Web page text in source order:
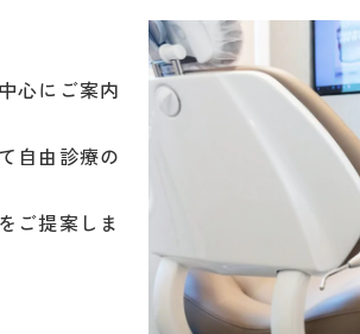
心にご案内
自由診療の
ご提案しま